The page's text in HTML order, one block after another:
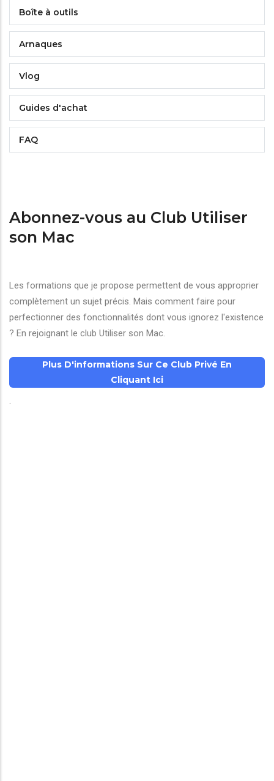
Boîte à outils
Arnaques
Vlog
Guides d'achat
FAQ
Abonnez-vous au Club Utiliser
son Mac
Les formations que je propose permettent de vous approprier
complètement un sujet précis. Mais comment faire pour
perfectionner des fonctionnalités dont vous ignorez l'existence
? En rejoignant le club Utiliser son Mac.
Plus D'informations Sur Ce Club Privé En
Cliquant Ici
.